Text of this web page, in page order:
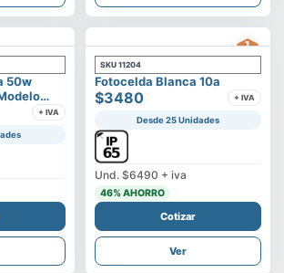
50w
+ IVA
SKU 11204
Fotocelda Blanca 10a
$3480 + IVA
Desde 25 Unidades
Und. $6490 + iva
46% AHORRO
Cotizar
Ver